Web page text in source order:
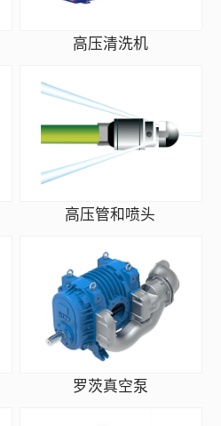
高压清洗机
高压管和喷头
罗茨真空泵